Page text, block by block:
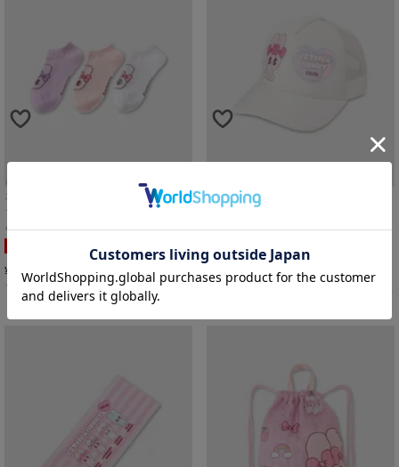
エスターバニーリトル ソックス3足組 キ
ャラクターフェイス柄 キッズ
23cm
ピンク
¥ 990 税込
カートに入れる
エスターバニーリトル メッシュキャッ
プ キッズ
F
オフホワイト
税込